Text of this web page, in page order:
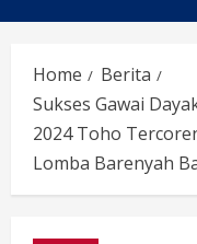
Home
Berita
Sukses Gawai
2024 Toho
Lomba Barenyah